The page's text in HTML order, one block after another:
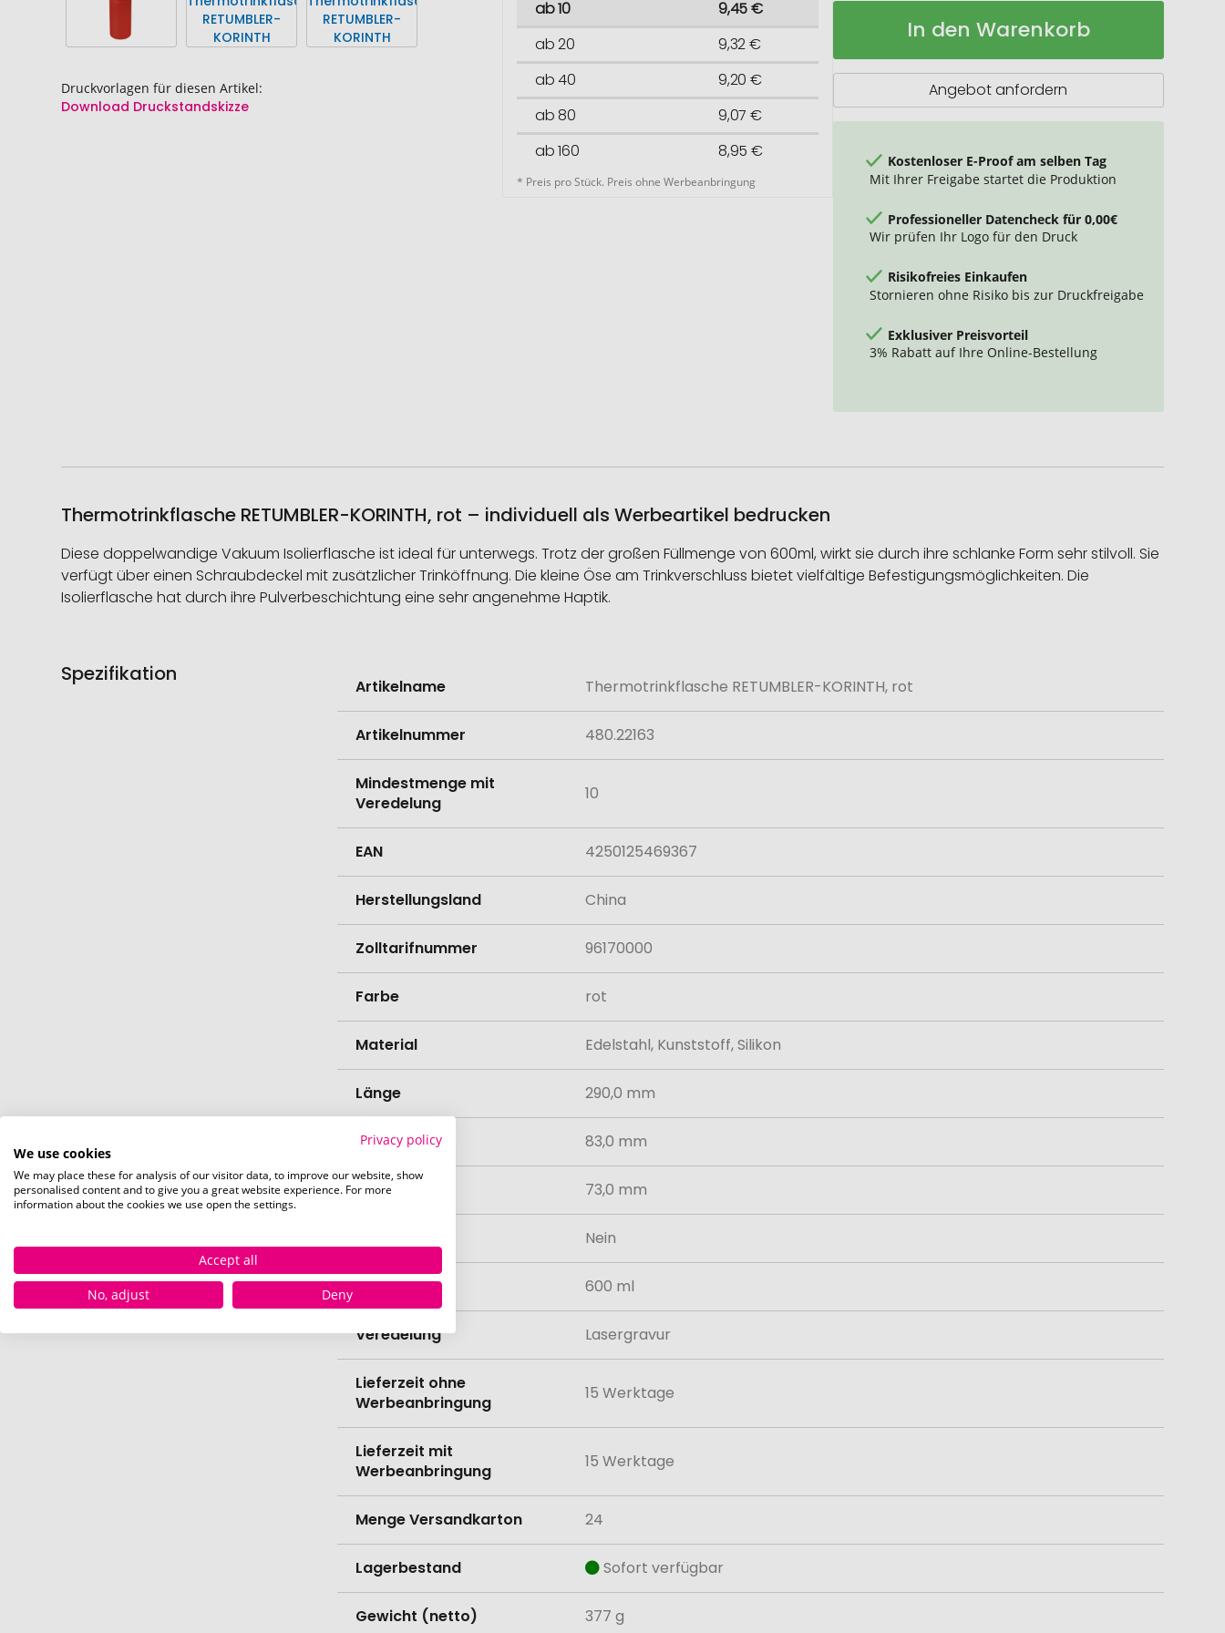
Druckvorlagen für diesen Artikel:
Download Druckstandskizze
ab 10
9,45 €
ab 20
9,32 €
ab 40
9,20 €
ab 80
9,07 €
ab 160
8,95 €
* Preis pro Stück. Preis ohne Werbeanbringung
Thermotrinkflasche
RETUMBLER-
Auf
In den Warenkorb
Angebot anfordern
Kostenloser E-Proof am selben Tag
Mit Ihrer Freigabe startet die Produktion
Professioneller Datencheck für 0,00€
Wir prüfen Ihr Logo für den Druck
Risikofreies Einkaufen
Stornieren ohne Risiko bis zur Druckfreigabe
Exklusiver Preisvorteil
3% Rabatt auf Ihre Online-Bestellung
Thermotrinkflasche RETUMBLER-KORINTH, rot – individuell als Werbeartikel bedrucken
Diese doppelwandige Vakuum Isolierflasche ist ideal für unterwegs. Trotz der großen Füllmenge von 600ml, wirkt sie durch ihre schlanke Form sehr stilvoll. Sie
verfügt über einen Schraubdeckel mit zusätzlicher Trinköffnung. Die kleine Öse am Trinkverschluss bietet vielfältige Befestigungsmöglichkeiten. Die
Isolierflasche hat durch ihre Pulverbeschichtung eine sehr angenehme Haptik.
Spezifikation
Informationen
Artikelname Thermotrinkflasche RETUMBLER-KORINTH, rot
Artikelnummer 480.22163
Mindestmenge mit
Veredelung
10
EAN 4250125469367
Herstellungsland China
Zolltarifnummer 96170000
Farbe rot
Material Edelstahl, Kunststoff, Silikon
Länge 290,0 mm
Breite 83,0 mm
Höhe 73,0 mm
Nein
Kapazität 600 ml
Veredelung Lasergravur
Lieferzeit ohne
Werbeanbringung
15 Werktage
Lieferzeit mit
Werbeanbringung
15 Werktage
Menge Versandkarton 24
Lagerbestand Sofort verfügbar
Gewicht (netto) 377 g
Privacy policy
We use cookies
We may place these for analysis of our visitor data, to improve our website, show
personalised content and to give you a great website experience. For more
information about the cookies we use open the settings.
Accept all
No, adjust
Deny